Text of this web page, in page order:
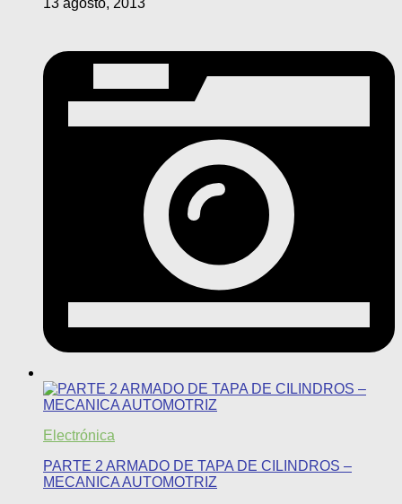
13 agosto, 2013
Electrónica
PARTE 2 ARMADO DE TAPA DE CILINDROS –
MECANICA AUTOMOTRIZ